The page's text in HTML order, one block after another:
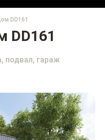
DD161
DD161
подвал, гараж